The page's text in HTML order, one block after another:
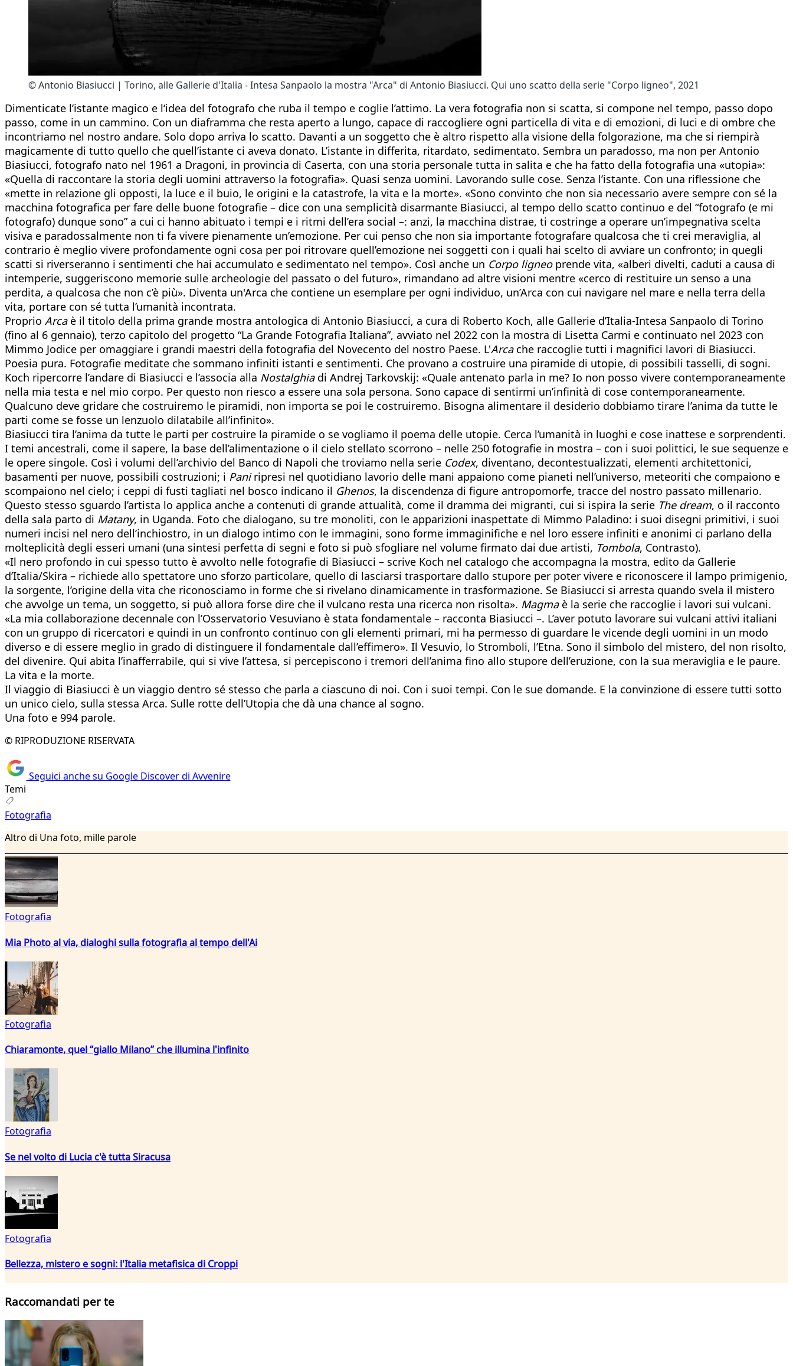
© Antonio Biasiucci | Torino, alle Gallerie d'Italia - Intesa Sanpaolo la mostra "Arca" di Antonio Biasiucci. Qui uno scatto della serie "Corpo ligneo", 2021
Dimenticate l’istante magico e l‘idea del fotografo che ruba il tempo e coglie l’attimo. La vera fotografia non si scatta, si compone nel tempo, passo dopo
passo, come in un cammino. Con un diaframma che resta aperto a lungo, capace di raccogliere ogni particella di vita e di emozioni, di luci e di ombre che
incontriamo nel nostro andare. Solo dopo arriva lo scatto. Davanti a un soggetto che è altro rispetto alla visione della folgorazione, ma che si riempirà
magicamente di tutto quello che quell’istante ci aveva donato. L’istante in differita, ritardato, sedimentato. Sembra un paradosso, ma non per Antonio
Biasiucci, fotografo nato nel 1961 a Dragoni, in provincia di Caserta, con una storia personale tutta in salita e che ha fatto della fotografia una «utopia»:
«Quella di raccontare la storia degli uomini attraverso la fotografia». Quasi senza uomini. Lavorando sulle cose. Senza l’istante. Con una riflessione che
«mette in relazione gli opposti, la luce e il buio, le origini e la catastrofe, la vita e la morte». «Sono convinto che non sia necessario avere sempre con sé la
macchina fotografica per fare delle buone fotografie – dice con una semplicità disarmante Biasiucci, al tempo dello scatto continuo e del “fotografo (e mi
fotografo) dunque sono” a cui ci hanno abituato i tempi e i ritmi dell’era social –: anzi, la macchina distrae, ti costringe a operare un’impegnativa scelta
visiva e paradossalmente non ti fa vivere pienamente un’emozione. Per cui penso che non sia importante fotografare qualcosa che ti crei meraviglia, al
contrario è meglio vivere profondamente ogni cosa per poi ritrovare quell’emozione nei soggetti con i quali hai scelto di avviare un confronto; in quegli
scatti si riverseranno i sentimenti che hai accumulato e sedimentato nel tempo». Così anche un Corpo ligneoprende vita, «alberi divelti, caduti a causa di
intemperie, suggeriscono memorie sulle archeologie del passato o del futuro», rimandano ad altre visioni mentre «cerco di restituire un senso a una
perdita, a qualcosa che non c’è più». Diventa un'Arca che contiene un esemplare per ogni individuo, un’Arca con cui navigare nel mare e nella terra della
vita, portare con sé tutta l’umanità incontrata.
Proprio Arcaè il titolo della prima grande mostra antologica di Antonio Biasiucci, a cura di Roberto Koch, alle Gallerie d’Italia-Intesa Sanpaolo di Torino
(fino al 6 gennaio), terzo capitolo del progetto “La Grande Fotografia Italiana”, avviato nel 2022 con la mostra di Lisetta Carmi e continuato nel 2023 con
Mimmo Jodice per omaggiare i grandi maestri della fotografia del Novecento del nostro Paese. L'Arcache raccoglie tutti i magnifici lavori di Biasiucci.
Poesia pura. Fotografie meditate che sommano infiniti istanti e sentimenti. Che provano a costruire una piramide di utopie, di possibili tasselli, di sogni.
Koch ripercorre l’andare di Biasiucci e l’associa alla Nostalghiadi Andrej Tarkovskij: «Quale antenato parla in me? Io non posso vivere contemporaneamente
nella mia testa e nel mio corpo. Per questo non riesco a essere una sola persona. Sono capace di sentirmi un’infinità di cose contemporaneamente.
Qualcuno deve gridare che costruiremo le piramidi, non importa se poi le costruiremo. Bisogna alimentare il desiderio dobbiamo tirare l’anima da tutte le
parti come se fosse un lenzuolo dilatabile all’infinito».
Biasiucci tira l’anima da tutte le parti per costruire la piramide o se vogliamo il poema delle utopie. Cerca l’umanità in luoghi e cose inattese e sorprendenti.
I temi ancestrali, come il sapere, la base dell’alimentazione o il cielo stellato scorrono – nelle 250 fotografie in mostra – con i suoi polittici, le sue sequenze e
le opere singole. Così i volumi dell’archivio del Banco di Napoli che troviamo nella serie Codex, diventano, decontestualizzati, elementi architettonici,
basamenti per nuove, possibili costruzioni; i Paniripresi nel quotidiano lavorio delle mani appaiono come pianeti nell’universo, meteoriti che compaiono e
scompaiono nel cielo; i ceppi di fusti tagliati nel bosco indicano il Ghenos, la discendenza di figure antropomorfe, tracce del nostro passato millenario.
Questo stesso sguardo l’artista lo applica anche a contenuti di grande attualità, come il dramma dei migranti, cui si ispira la serie The dream, o il racconto
della sala parto di Matany, in Uganda. Foto che dialogano, su tre monoliti, con le apparizioni inaspettate di Mimmo Paladino: i suoi disegni primitivi, i suoi
numeri incisi nel nero dell’inchiostro, in un dialogo intimo con le immagini, sono forme immaginifiche e nel loro essere infiniti e anonimi ci parlano della
molteplicità degli esseri umani (una sintesi perfetta di segni e foto si può sfogliare nel volume firmato dai due artisti, Tombola, Contrasto).
«Il nero profondo in cui spesso tutto è avvolto nelle fotografie di Biasiucci – scrive Koch nel catalogo che accompagna la mostra, edito da Gallerie
d’Italia/Skira – richiede allo spettatore uno sforzo particolare, quello di lasciarsi trasportare dallo stupore per poter vivere e riconoscere il lampo primigenio,
la sorgente, l’origine della vita che riconosciamo in forme che si rivelano dinamicamente in trasformazione. Se Biasiucci si arresta quando svela il mistero
che avvolge un tema, un soggetto, si può allora forse dire che il vulcano resta una ricerca non risolta». Magmaè la serie che raccoglie i lavori sui vulcani.
«La mia collaborazione decennale con l’Osservatorio Vesuviano è stata fondamentale – racconta Biasiucci –. L’aver potuto lavorare sui vulcani attivi italiani
con un gruppo di ricercatori e quindi in un confronto continuo con gli elementi primari, mi ha permesso di guardare le vicende degli uomini in un modo
diverso e di essere meglio in grado di distinguere il fondamentale dall’effimero». Il Vesuvio, lo Stromboli, l’Etna. Sono il simbolo del mistero, del non risolto,
del divenire. Qui abita l’inafferrabile, qui si vive l’attesa, si percepiscono i tremori dell’anima fino allo stupore dell’eruzione, con la sua meraviglia e le paure.
La vita e la morte.
Il viaggio di Biasiucci è un viaggio dentro sé stesso che parla a ciascuno di noi. Con i suoi tempi. Con le sue domande. E la convinzione di essere tutti sotto
un unico cielo, sulla stessa Arca. Sulle rotte dell’Utopia che dà una chance al sogno.
Una foto e 994 parole.
© RIPRODUZIONE RISERVATA
Seguici anche su Google Discover di Avvenire
Temi
Fotografia
Altro di Una foto, mille parole
Fotografia
Mia Photo al via, dialoghi sulla fotografia al tempo dell'Ai
Fotografia
Chiaramonte, quel “giallo Milano” che illumina l'infinito
Fotografia
Se nel volto di Lucia c'è tutta Siracusa
Fotografia
Bellezza, mistero e sogni: l'Italia metafisica di Croppi
Raccomandati per te